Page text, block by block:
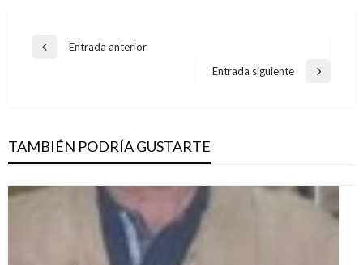
Navegación
Entrada
Entrada anterior
Entrada
Entrada siguiente
TAMBIÉN PODRÍA GUSTARTE